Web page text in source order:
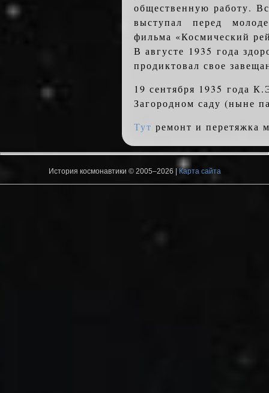
общественную работу.
выступал перед
фильма «Космический
В августе 1935 года
продиктовал свое
19 сентября 1935 года
Загородном саду (ныне
Тут ремонт и перетяжка
История космонавтики © 2005–2026 | Карта сайта